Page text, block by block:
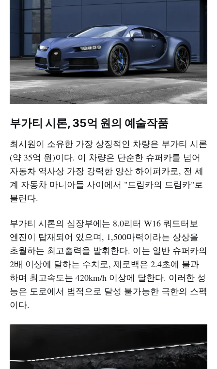
부가티 시론, 35억 원의 예술작품
최시원이 소유한 가장 상징적인 차량은 부가티 시론
(약 35억 원)이다. 이 차량은 단순한 슈퍼카를 넘어
자동차 역사상 가장 강력한 양산 하이퍼카로, 전 세
계 자동차 마니아들 사이에서 "드림카의 드림카"로
불린다.
부가티 시론의 심장부에는 8.0리터 W16 쿼드터보
엔진이 탑재되어 있으며, 1,500마력이라는 상상을
초월하는 최고출력을 발휘한다. 이는 일반 슈퍼카의
2배 이상에 달하는 수치로, 제로백은 2.4초에 불과
하며 최고속도는 420km/h 이상에 달한다. 이러한 성
능은 도로에서 법적으로 달성 불가능한 극한의 스펙
이다.